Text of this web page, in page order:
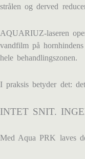
strålen og derved
AQUARIUZ-laseren
vandfilm på
hele behandlingszonen.
I praksis betyder det:
INTET SNIT.
Med Aqua PRK laves